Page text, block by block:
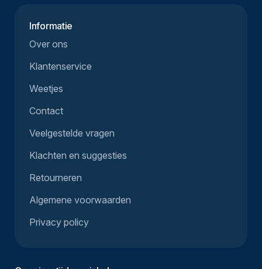
Informatie
Over ons
Klantenservice
Weetjes
Contact
Veelgestelde vragen
Klachten en suggesties
Retourneren
Algemene voorwaarden
Privacy policy